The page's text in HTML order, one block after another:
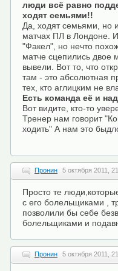
люди всё равно
ходят семьями!!
Да, ходят семьями, но
матчах ПЛ в Лондоне.
"Факел", но нечто
матче сцепились двое
вывели. Вот то, что
там - это абсолютная
тех, кто аглицким не
Есть команда её и
Вот видите, кто-то
Тренер нам говорит
ходить" А нам это
Пронин 5 октября 2011,
Просто те
с его болельщиками ,
позволили бы себе
болельщиками и
Пронин 5 октября 2011,